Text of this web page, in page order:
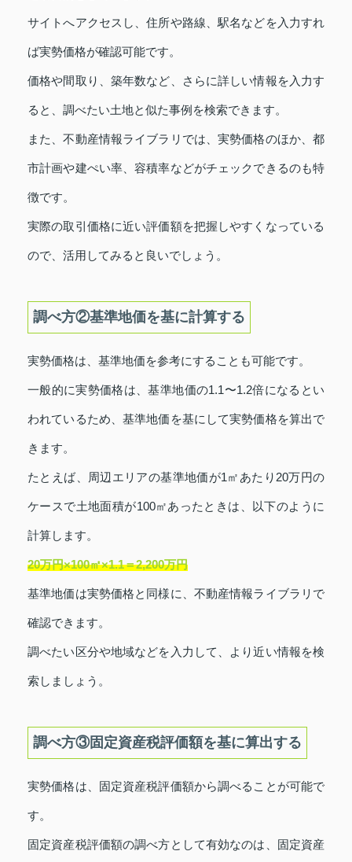
サイトへアクセスし、住所や路線、駅名などを入力すれ
ば実勢価格が確認可能です。
価格や間取り、築年数など、さらに詳しい情報を入力す
ると、調べたい土地と似た事例を検索できます。
また、不動産情報ライブラリでは、実勢価格のほか、都
市計画や建ぺい率、容積率などがチェックできるのも特
徴です。
実際の取引価格に近い評価額を把握しやすくなっている
ので、活用してみると良いでしょう。
調べ方②基準地価を基に計算する
実勢価格は、基準地価を参考にすることも可能です。
一般的に実勢価格は、基準地価の1.1〜1.2倍になるとい
われているため、基準地価を基にして実勢価格を算出で
きます。
たとえば、周辺エリアの基準地価が1㎡あたり20万円の
ケースで土地面積が100㎡あったときは、以下のように
計算します。
20万円×100㎡×1.1＝2,200万円
基準地価は実勢価格と同様に、不動産情報ライブラリで
確認できます。
調べたい区分や地域などを入力して、より近い情報を検
索しましょう。
調べ方③固定資産税評価額を基に算出する
実勢価格は、固定資産税評価額から調べることが可能で
す。
固定資産税評価額の調べ方として有効なのは、固定資産